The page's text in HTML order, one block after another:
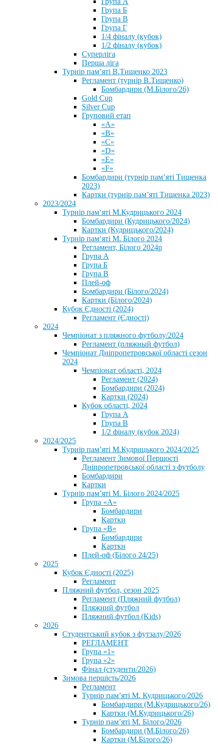
Група Б
Група В
Група Г
1/4 фіналу (кубок)
1/2 фіналу (кубок)
Суперліга
Перша ліга
Турнір пам’яті В.Тищенко 2023
Регламент (турнір В.Тищенко)
Бомбардири (М.Білого/26)
Gold Cup
Silver Cup
Груповий етап
«А»
«В»
«С»
«D»
«Е»
«F»
Бомбардири (турнір пам’яті Тищенка
2023)
Картки (турнір пам’яті Тищенка 2023)
2023/2024
⁨Турнір пам‘яті М.Кудрицького 2024
Бомбардири (Кудрицького/2024)
Картки (Кудрицького/2024)
⁨Турнір пам‘яті М. Білого 2024⁩
Регламент, Білого 2024р
Група А
Група Б
Група В
Плей-оф
Бомбардири (Білого/2024)
Картки (Білого/2024)
Кубок Єдності (2024)
Регламент (Єдності)
2024
Чемпіонат з пляжного футболу/2024
Регламент (пляжный футбол)
Чемпіонат Дніпропетровської області сезон
2024
Чемпіонат області, 2024
Регламент (2024)
Бомбардири (2024)
Картки (2024)
Кубок області, 2024
Група А
Група В
1/2 фіналу (кубок 2024)
2024/2025
Турнір пам’яті М.Кудрицького 2024/2025
Регламент Зимової Першості
Дніпропетровської області з футболу
Бомбардири
Картки
Турнір пам’яті М. Білого 2024/2025
Група «А»
Бомбардири
Картки
Група «В»
Бомбардири
Картки
Плей-оф (Білого 24/25)
2025
Кубок Єдності (2025)
Регламент
Пляжний футбол, сезон 2025
Регламент (Пляжний футбол)
Пляжний футбол
Пляжний футбол (Kids)
2026
Студентський кубок з футзалу/2026
РЕГЛАМЕНТ
Група «1»
Група «2»
Фінал (студенти/2026)
⁨Зимова першість/2026⁩
Регламент
Турнір пам’яті М. Кудрицького/2026
Бомбардири (М.Кудрицького/26)
Картки (М.Кудрицького/26)
Турнір пам’яті М. Білого/2026
Бомбардири (М.Білого/26)
Картки (М.Білого/26)